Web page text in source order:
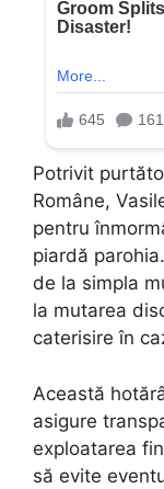
Potrivit
Române,
pentru
piardă
de la simpla
la mutarea
caterisire în
Această
asigure
exploatarea
să evite